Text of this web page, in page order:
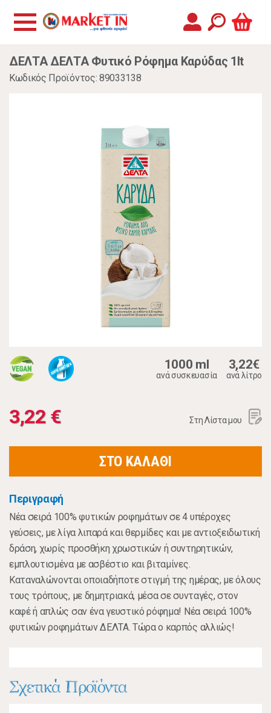
ΔΕΛΤΑ ΔΕΛΤΑ Φυτικό Ρόφημα Καρύδας 1lt
Κωδικός Προϊόντος: 89033138
1000 ml
ανά συσκευασία
3,22€
ανά λίτρο
3,22 € Στη Λίστα μου
ΣΤΟ ΚΑΛΑΘΙ
Περιγραφή
Νέα σειρά 100% φυτικών ροφημάτων σε 4 υπέροχες
γεύσεις, με λίγα λιπαρά και θερμίδες και με αντιοξειδωτική
δράση, χωρίς προσθήκη χρωστικών ή συντηρητικών,
εμπλουτισμένα με ασβέστιο και βιταμίνες.
Καταναλώνονται οποιαδήποτε στιγμή της ημέρας, με όλους
τους τρόπους, με δημητριακά, μέσα σε συνταγές, στον
καφέ ή απλώς σαν ένα γευστικό ρόφημα! Νέα σειρά 100%
φυτικών ροφημάτων ΔΕΛΤΑ. Τώρα ο καρπός αλλιώς!
Σχετικά Προϊόντα